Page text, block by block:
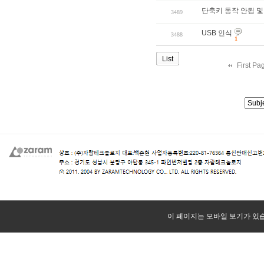
3489 단축키 동작 안됨
3488 USB 인식
1
List
First
이 페이지는 모바일 보기가 있